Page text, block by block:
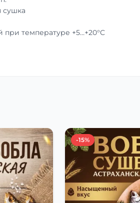
сушка
при температуре +5…+20°C
-15%